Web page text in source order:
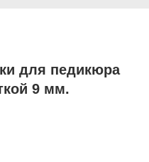
для педикюра
9 мм.